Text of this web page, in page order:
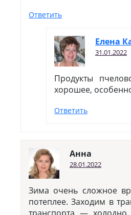
Ответить
Елена
31.01.2022
Продукты
хорошее,
Ответить
Анна
28.01.2022
Зима очень сложное
потеплее. Заходим в